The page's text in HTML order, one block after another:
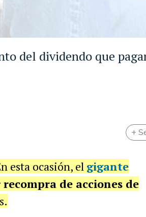
del dividendo que
+
esta ocasión, el gigante
de acciones de